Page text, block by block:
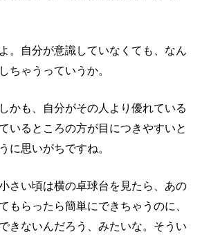
。自分が意識していなくても、なん
ちゃうっていうか。
かも、自分がその人より優れている
いるところの方が目につきやすいと
に思いがちですね。
さい頃は横の卓球台を見たら、あの
もらったら簡単にできちゃうのに、
きないんだろう、みたいな。そうい